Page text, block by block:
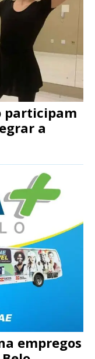
participam
a
empregos